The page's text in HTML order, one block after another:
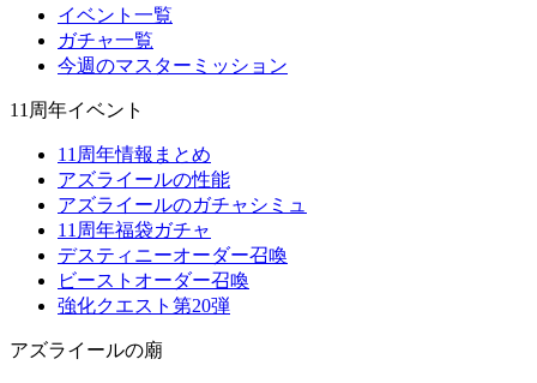
イベント一覧
ガチャ一覧
今週のマスターミッション
11周年イベント
11周年情報まとめ
アズライールの性能
アズライールのガチャシミュ
11周年福袋ガチャ
デスティニーオーダー召喚
ビーストオーダー召喚
強化クエスト第20弾
アズライールの廟